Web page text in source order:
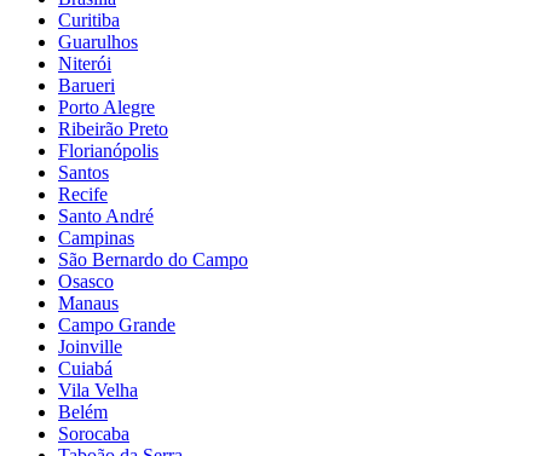
Curitiba
Guarulhos
Niterói
Barueri
Porto Alegre
Ribeirão Preto
Florianópolis
Santos
Recife
Santo André
Campinas
São Bernardo do Campo
Osasco
Manaus
Campo Grande
Joinville
Cuiabá
Vila Velha
Belém
Sorocaba